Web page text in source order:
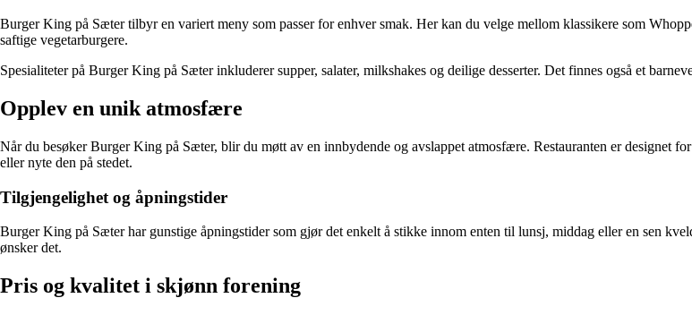
Burger King på Sæter tilbyr en variert meny som passer for enhver smak. Her kan du velge mellom klassikere som
saftige vegetarburgere.
Spesialiteter på Burger King på Sæter inkluderer supper, salater, milkshakes og deilige desserter. Det finnes også et
Opplev en unik atmosfære
Når du besøker Burger King på Sæter, blir du møtt av en innbydende og avslappet atmosfære. Restauranten er designet
eller nyte den på stedet.
Tilgjengelighet og åpningstider
Burger King på Sæter har gunstige åpningstider som gjør det enkelt å stikke innom enten til lunsj, middag eller en sen
ønsker det.
Pris og kvalitet i skjønn forening